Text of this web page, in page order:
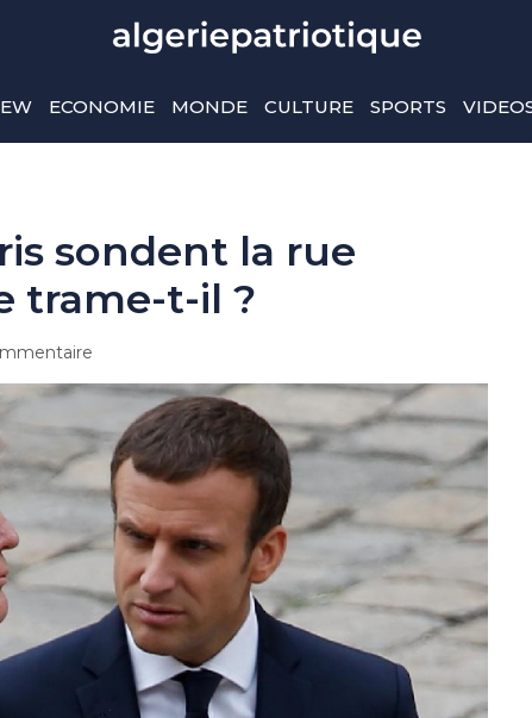
ECONOMIE MONDE CULTURE SPORTS
sondent la rue
trame-t-il ?